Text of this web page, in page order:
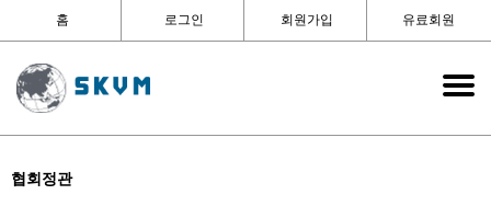
홈 로그인 회원가입 유료회원
협회정관